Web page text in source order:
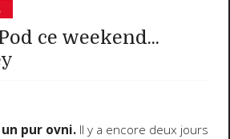
ce weekend...
pur ovni. Il y a encore deux jours